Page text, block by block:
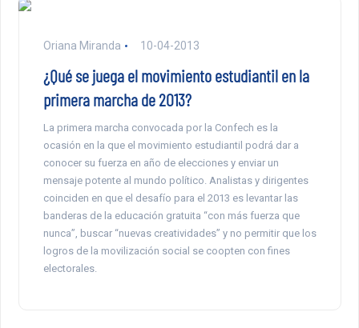
Oriana Miranda 10-04-2013
¿Qué se juega el movimiento estudiantil en la
primera marcha de 2013?
La primera marcha convocada por la Confech es la
ocasión en la que el movimiento estudiantil podrá dar a
conocer su fuerza en año de elecciones y enviar un
mensaje potente al mundo político. Analistas y dirigentes
coinciden en que el desafío para el 2013 es levantar las
banderas de la educación gratuita “con más fuerza que
nunca”, buscar “nuevas creatividades” y no permitir que los
logros de la movilización social se coopten con fines
electorales.